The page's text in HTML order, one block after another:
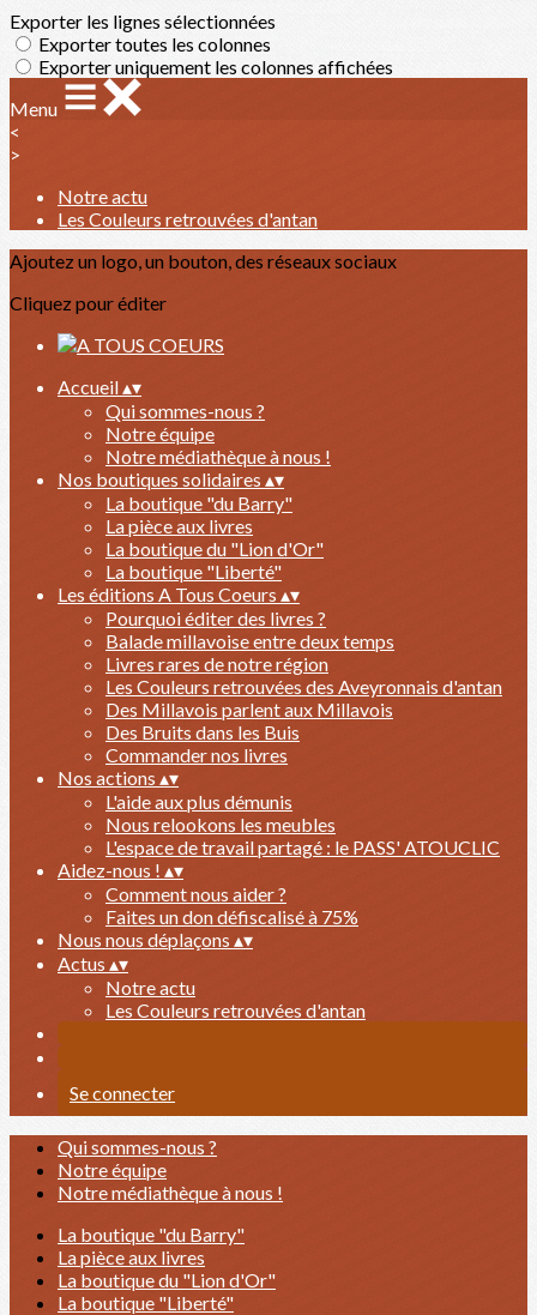
Exporter les lignes sélectionnées
Exporter toutes les colonnes
Exporter uniquement les colonnes affichées
Menu
<
>
Notre actu
Les Couleurs retrouvées d'antan
Ajoutez un logo, un bouton, des réseaux sociaux
Cliquez pour éditer
Accueil▴▾
Qui sommes-nous ?
Notre équipe
Notre médiathèque à nous !
Nos boutiques solidaires ▴▾
La boutique "du Barry"
La pièce aux livres
La boutique du "Lion d'Or"
La boutique "Liberté"
Les éditions A Tous Coeurs ▴▾
Pourquoi éditer des livres ?
Balade millavoise entre deux temps
Livres rares de notre région
Les Couleurs retrouvées des Aveyronnais d'antan
Des Millavois parlent aux Millavois
Des Bruits dans les Buis
Commander nos livres
Nos actions ▴▾
L'aide aux plus démunis
Nous relookons les meubles
L'espace de travail partagé : le PASS' ATOUCLIC
Aidez-nous ! ▴▾
Comment nous aider ?
Faites un don défiscalisé à 75%
Nous nous déplaçons ▴▾
Actus ▴▾
Notre actu
Les Couleurs retrouvées d'antan
Se connecter
Qui sommes-nous ?
Notre équipe
Notre médiathèque à nous !
La boutique "du Barry"
La pièce aux livres
La boutique du "Lion d'Or"
La boutique "Liberté"